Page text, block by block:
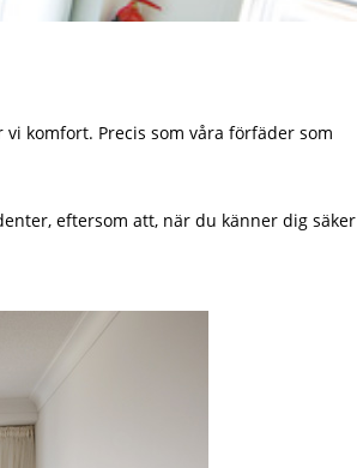
komfort. Precis som våra förfäder som
eftersom att, när du känner dig säker